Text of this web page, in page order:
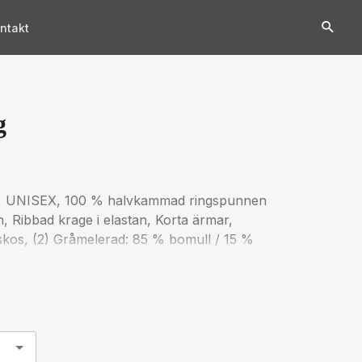
UNISEX, 100 % halvkammad ringspunnen
Ribbad krage i elastan, Korta ärmar,
(2) Gråmelerad: 85 % bomull / 15 %